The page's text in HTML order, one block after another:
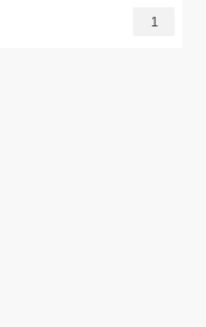
1